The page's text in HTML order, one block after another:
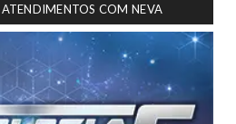
COM NEVA